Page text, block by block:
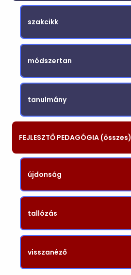
szakcikk
módszertan
tanulmány
FEJLESZTŐ PEDAGÓGIA (összes)
újdonság
tallózás
visszanéző